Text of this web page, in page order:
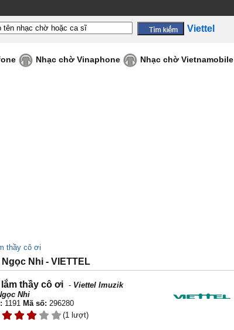
Viettel
Nhạc chờ Vinaphone Nhạc chờ Vietnamobile
thầy cô ơi
Nhi - VIETTEL
thầy cô ơi - Viettel Imuzik
Nhi
1191 Mã số: 296280
(1 lượt)